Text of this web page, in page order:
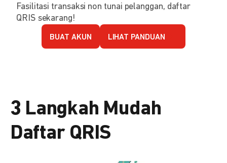
Fasilitasi transaksi non tunai pelanggan, daftar
QRIS sekarang!
BUAT AKUN LIHAT PANDUAN
3 Langkah Mudah
Daftar QRIS